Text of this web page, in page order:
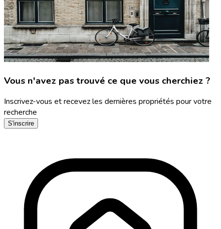
Vous n'avez pas trouvé ce que vous cherchiez ?
Inscrivez-vous et recevez les dernières propriétés pour votre
recherche
S'inscrire